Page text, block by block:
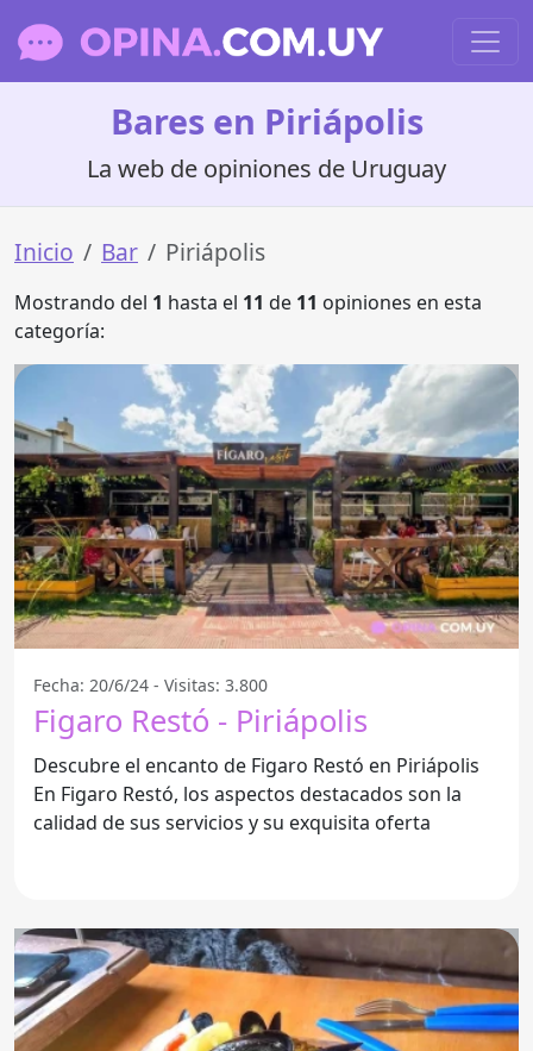
Bares en Piriápolis
La web de opiniones de Uruguay
Inicio Bar Piriápolis
Mostrando del 1 hasta el 11 de 11 opiniones en esta
categoría:
Fecha: 20/6/24 - Visitas: 3.800
Figaro Restó - Piriápolis
Descubre el encanto de Figaro Restó en Piriápolis
En Figaro Restó, los aspectos destacados son la
calidad de sus servicios y su exquisita oferta